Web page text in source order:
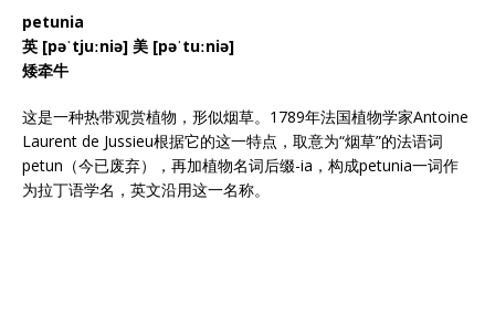
petunia
英 [pəˈtjuːniə] 美 [pəˈtuːniə]
矮牵牛
这是一种热带观赏植物，形似烟草。1789年法国植物学家Antoine
Laurent de Jussieu根据它的这一特点，取意为“烟草”的法语词
petun（今已废弃），再加植物名词后缀-ia，构成petunia一词作
为拉丁语学名，英文沿用这一名称。